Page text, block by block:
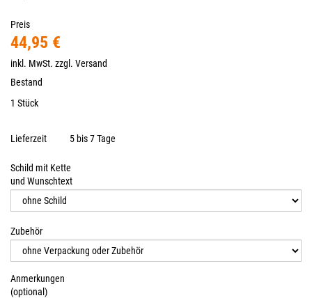
Preis
44,95 €
inkl. MwSt. zzgl. Versand
Bestand
1 Stück
Lieferzeit 5 bis 7 Tage
Schild mit Kette
und Wunschtext
Zubehör
Anmerkungen
(optional)